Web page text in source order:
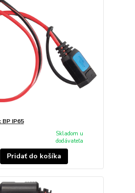
IP65
Skladom u
dodávateľa
Pridať do košíka